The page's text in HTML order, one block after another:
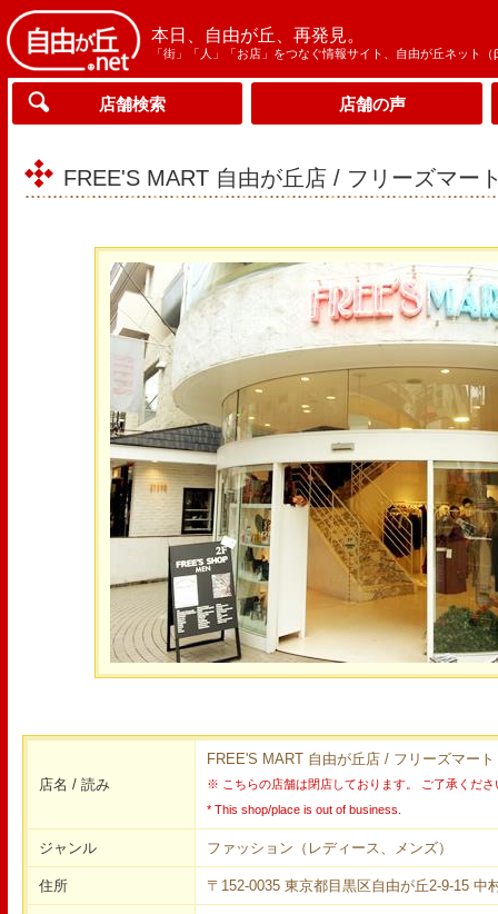
本日、自由が丘、再発見。
「街」「人」「お店」をつなぐ情報サイト、自由が丘ネット（
店舗検索 店舗の声
FREE'S MART 自由が丘店 / フリーズマー
店名 / 読み
FREE'S MART 自由が丘店 / フリーズマート
※ こちらの店舗は閉店しております。 ご了承くださ
* This shop/place is out of business.
ジャンル ファッション（レディース、メンズ）
住所 〒152-0035 東京都目黒区自由が丘2-9-15 中